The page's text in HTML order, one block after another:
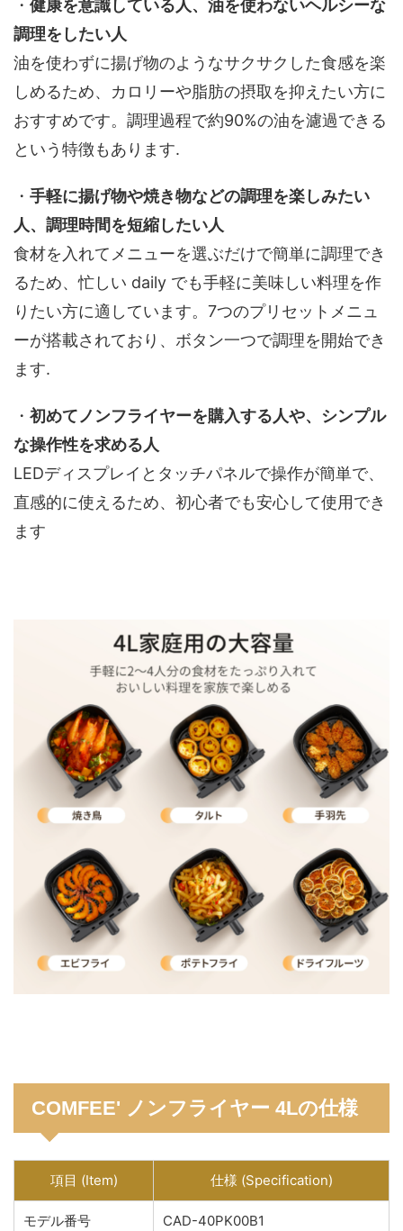
・ 健康を意識している人、油を使わないヘルシーな
調理をしたい人
油を使わずに揚げ物のようなサクサクした食感を楽
しめるため、カロリーや脂肪の摂取を抑えたい方に
おすすめです。調理過程で約90%の油を濾過できる
という特徴もあります.
・ 手軽に揚げ物や焼き物などの調理を楽しみたい
人、調理時間を短縮したい人
食材を入れてメニューを選ぶだけで簡単に調理でき
るため、忙しい daily でも手軽に美味しい料理を作
りたい方に適しています。7つのプリセットメニュ
ーが搭載されており、ボタン一つで調理を開始でき
ます.
・ 初めてノンフライヤーを購入する人や、シンプル
な操作性を求める人
LEDディスプレイとタッチパネルで操作が簡単で、
直感的に使えるため、初心者でも安心して使用でき
ます
COMFEE' ノンフライヤー 4Lの仕様
項目 (Item) 仕様 (Specification)
モデル番号 CAD-40PK00B1